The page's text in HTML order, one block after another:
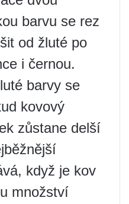
barvu se rez
od žluté po
i černou.
barvy se
kovový
zůstane delší
když je kov
množství